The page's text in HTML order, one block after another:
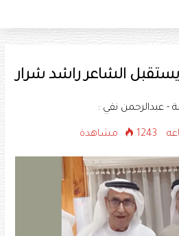
يستقبل الشاعر راشد شرار
- عبدالرحمن نقي :
1243 مشاهدة